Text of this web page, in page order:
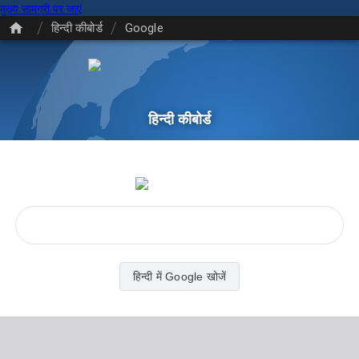
मुख्य सामग्री पर जाएं
/ हिन्दी कीबोर्ड / Google
हिन्दी कीबोर्ड
हिन्दी में Google खोजें